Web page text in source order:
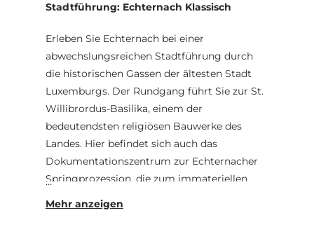
Stadtführung: Echternach Klassisch
Erleben Sie Echternach bei einer
abwechslungsreichen Stadtführung durch
die historischen Gassen der ältesten Stadt
Luxemburgs. Der Rundgang führt Sie zur St.
Willibrordus-Basilika, einem der
bedeutendsten religiösen Bauwerke des
Landes. Hier befindet sich auch das
Dokumentationszentrum zur Echternacher
Springprozession, die zum immateriellen
Rolle in der Stadtgeschichte spielt der heilige